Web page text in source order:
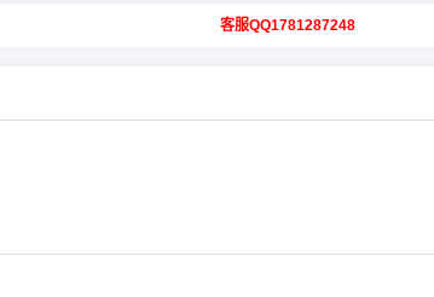
客服QQ1781287248